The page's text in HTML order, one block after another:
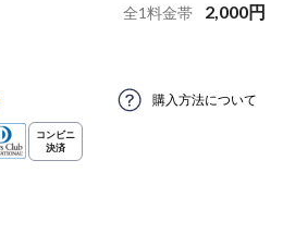
全1料金帯 2,000円
購入方法について